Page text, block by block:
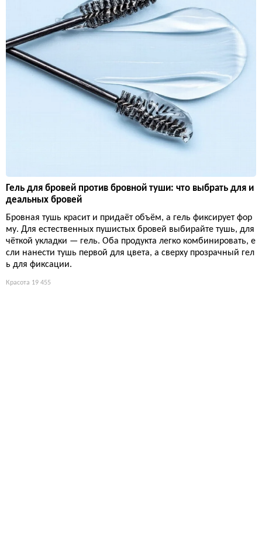
Гель для бровей против бровной туши: что выбрать для и
деальных бровей
Бровная тушь красит и придаёт объём, а гель фиксирует фор
му. Для естественных пушистых бровей выбирайте тушь, для
чёткой укладки — гель. Оба продукта легко комбинировать, е
сли нанести тушь первой для цвета, а сверху прозрачный гел
ь для фиксации.
Красота 19 455